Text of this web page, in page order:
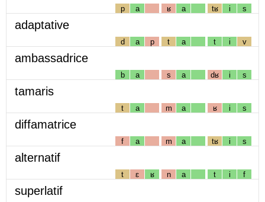
p a ʁ a tʁ i s
adaptative
d a p t a t i v
ambassadrice
b a s a dʁ i s
tamaris
t a m a ʁ i s
diffamatrice
f a m a tʁ i s
alternatif
t ɛ ʁ n a t i f
superlatif